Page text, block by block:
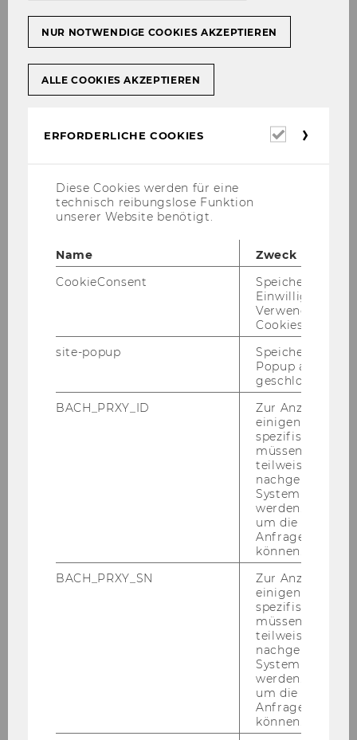
Campus WU
Tag der offenen Tür
Zulassungsverfahren
WU-Forschung
Akkreditierung
Kompetenzzentrum für
Finance-Veranstaltung
Neuer Professor
Neuer Universitätsrat
Open Minds
WU Gutmann Center Public
Die Ökonomie von Gut und Böse
Entrepreneurship
Karriereziele
Workshop Random Riches
Die Uhr tickt: Anmeldeverfahren
für das Studienjahr 2013/14 endet
NUR NOTWENDIGE COOKIES AKZEPTIEREN
ALLE COOKIES AKZEPTIEREN
ERFORDERLICHE COOKIES
Diese Cookies werden für eine
technisch reibungslose Funktion
unserer Website benötigt.
Name
Zweck
CookieConsent
Speichert Ihre
Einwilligung zur
Verwendung von
Cookies.
site-popup
Speichert ob ein
Popup
geschlossen
BACH_PRXY_ID
Zur Anzeige von
einigen WU-
spezifischen
müssen
teilweise von
nachgelagerten
System
werden.
um die Antwort
Anfrage
können.
BACH_PRXY_SN
Zur Anzeige von
einigen WU-
spezifischen
müssen
teilweise von
nachgelagerten
System
werden.
um die Antwort
Anfrage
können.